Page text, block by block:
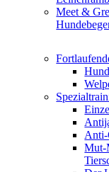
Meet &
Anti-
Mut-